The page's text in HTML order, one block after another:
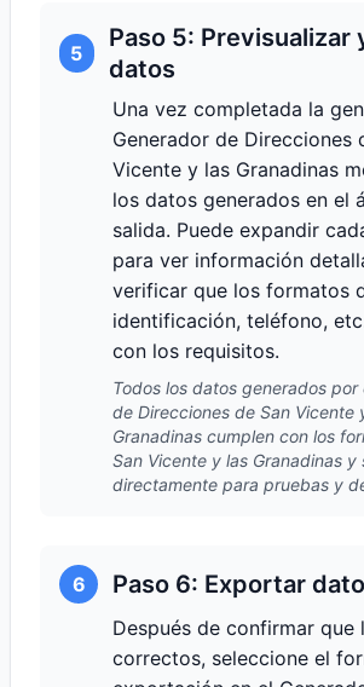
5
Paso 5: Previsualizar
datos
Una vez completada la
Generador de Direcciones
Vicente y las Granadinas
los datos generados en el
salida. Puede expandir
para ver información
verificar que los formatos
identificación, teléfono,
con los requisitos.
Todos los datos generados por
de Direcciones de San Vicente
Granadinas cumplen con los
San Vicente y las Granadinas y
directamente para pruebas y
6 Paso 6: Exportar
Después de confirmar que
correctos, seleccione el